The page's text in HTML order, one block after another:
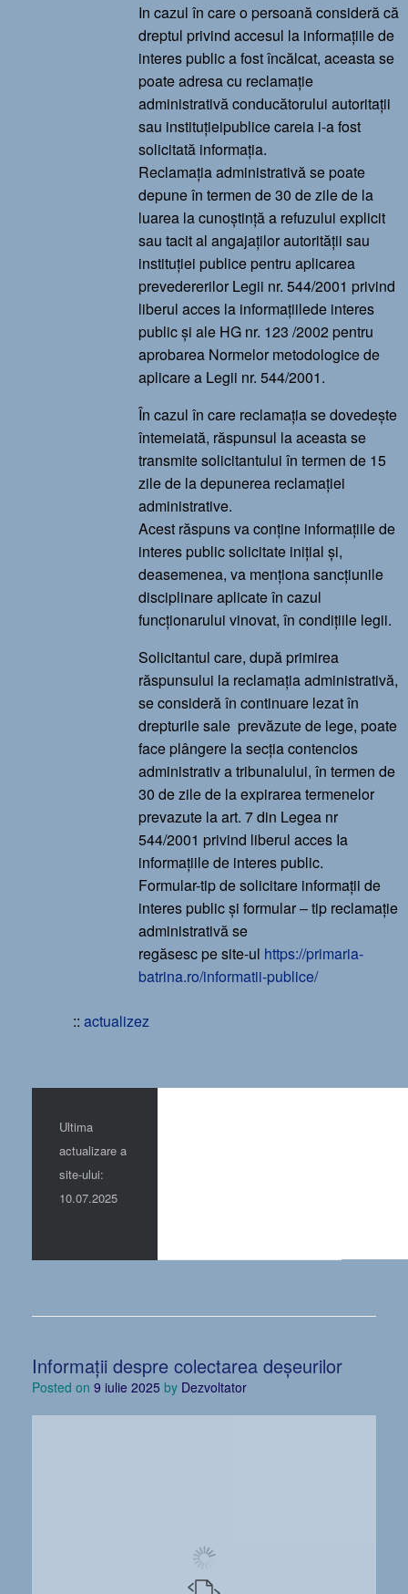
In cazul în care o persoană consideră că
dreptul privind accesul la informațiile de
interes public a fost încălcat, aceasta se
poate adresa cu reclamație
administrativă conducătorului autoritații
sau instituțieipublice careia i-a fost
solicitată informația.
Reclamația administrativă se poate
depune în termen de 30 de zile de la
luarea la cunoștință a refuzului explicit
sau tacit al angajaților autorității sau
instituției publice pentru aplicarea
prevedererilor Legii nr. 544/2001 privind
liberul acces la informațiilede interes
public și ale HG nr. 123 /2002 pentru
aprobarea Normelor metodologice de
aplicare a Legii nr. 544/2001.
În cazul în care reclamația se dovedește
întemeiată, răspunsul la aceasta se
transmite solicitantului în termen de 15
zile de la depunerea reclamației
administrative.
Acest răspuns va conține informațiile de
interes public solicitate inițial și,
deasemenea, va menționa sancțiunile
disciplinare aplicate în cazul
funcționarului vinovat, în condițiile legii.
Solicitantul care, după primirea
răspunsului la reclamația administrativă,
se consideră în continuare lezat în
drepturile sale prevăzute de lege, poate
face plângere la secția contencios
administrativ a tribunalului, în termen de
30 de zile de la expirarea termenelor
prevazute la art. 7 din Legea nr
544/2001 privind liberul acces Ia
informațiile de interes public.
Formular-tip de solicitare informații de
interes public și formular – tip reclamație
administrativă se
regăsesc pe site-ul https://primaria-
batrina.ro/informatii-publice/
:: actualizez
Ultima
actualizare a
site-ului:
10.07.2025
Informații despre colectarea deșeurilor
Posted on 9 iulie 2025 by Dezvoltator